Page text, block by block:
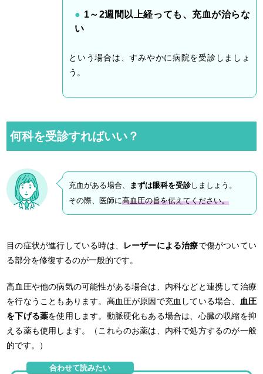
1～2週間以上経っても、充血が治らな
い
という場合は、すみやかに病院を受診しましょ
う。
何科を受診すればいい？
充血がある場合、 まずは眼科を受診しましょう。
その際、医師に高血圧の旨を伝えてください。
目の症状が進行している時は、 レーザーによる治療で傷がついてい
る部分を修復するのが一般的です。
高血圧や他の病気の可能性がある場合は、内科などと連携して治療
を行なうこともあります。高血圧が原因で充血している場合、
血圧
を下げる薬を使用します。動脈硬化もある場合は、心臓の収縮を抑
える薬も使用します。（これらのお薬は、内科で処方するのが一般
的です。）
合わせて読みたい